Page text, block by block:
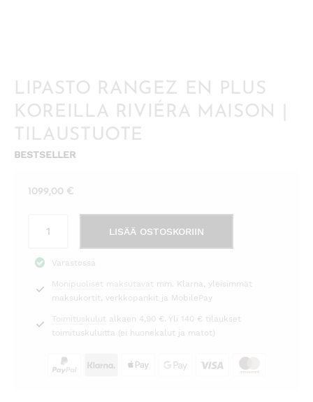
LIPASTO RANGEZ EN PLUS
KOREILLA RIVIÉRA MAISON |
TILAUSTUOTE
BESTSELLER
1099,00 €
Rangez
Plus
koreilla
Riviéra
Maison
määrä
LISÄÄ OSTOSKORIIN
Varastossa
Monipuoliset maksutavat mm. Klarna, yleisimmät
maksukortit, verkkopankit ja MobilePay
Toimituskulut alkaen 4,90 €. Yli 140 € tilaukset
toimituskuluitta (ei huonekalut ja matot)